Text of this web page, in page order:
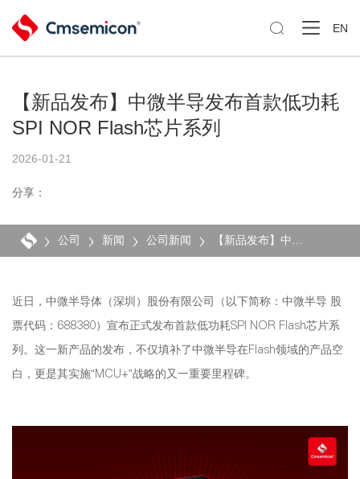
 EN
【新品发布】中微半导发布首款低功耗
SPI NOR Flash芯片系列
2026-01-21
分享：
公司 新闻 公司新闻
近日，中微半导体（深圳）股份有限公司（以下简称：中微半导 股
票代码：688380）宣布正式发布首款低功耗SPI NOR Flash芯片系
列。这一新产品的发布，不仅填补了中微半导在Flash领域的产品空
白，更是其实施“MCU+”战略的又一重要里程碑。